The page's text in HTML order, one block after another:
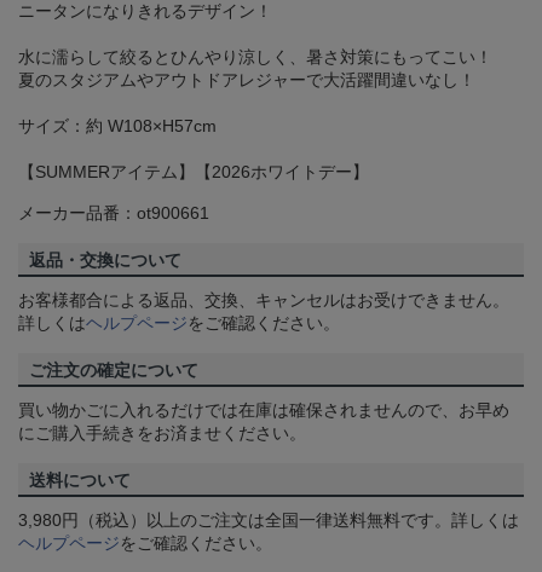
ニータンになりきれるデザイン！
水に濡らして絞るとひんやり涼しく、暑さ対策にもってこい！
夏のスタジアムやアウトドアレジャーで大活躍間違いなし！
サイズ：約 W108×H57cm
【SUMMERアイテム】【2026ホワイトデー】
メーカー品番：ot900661
返品・交換について
お客様都合による返品、交換、キャンセルはお受けできません。
詳しくはヘルプページをご確認ください。
ご注文の確定について
買い物かごに入れるだけでは在庫は確保されませんので、お早め
にご購入手続きをお済ませください。
送料について
3,980円（税込）以上のご注文は全国一律送料無料です。詳しくは
ヘルプページをご確認ください。